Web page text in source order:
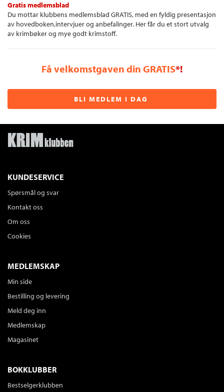
Gratis medlemsblad
Du mottar klubbens medlemsblad GRATIS, med en fyldig presentasjon
av hovedboken,intervjuer og anbefalinger. Her får du et stort utvalg
av krimbøker og mye godt krimstoff.
Få velkomstgaven din GRATIS*!
BLI MEDLEM I DAG
KUNDESERVICE
Spørsmål og svar
Kontakt oss
Om oss
Cookies
MEDLEMSKAP
Min side
Bestilling og levering
Meld deg inn
Medlemskap
Magasinet
BOKKLUBBER
Bestselgerklubben